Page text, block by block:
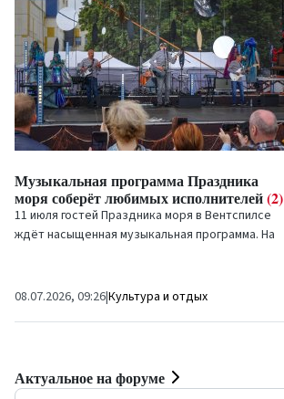
Музыкальная программа Праздника
моря соберёт любимых исполнителей(2)
11 июля гостей Праздника моря в Вентспилсе
ждёт насыщенная музыкальная программа. На
08.07.2026, 09:26|Культура и отдых
Актуальное на форуме